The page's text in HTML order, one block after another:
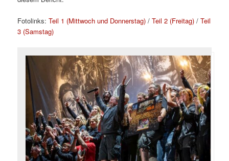
Fotolinks:Teil 1 (Mittwoch und Donnerstag) /Teil 2 (Freitag) /Teil
3 (Samstag)